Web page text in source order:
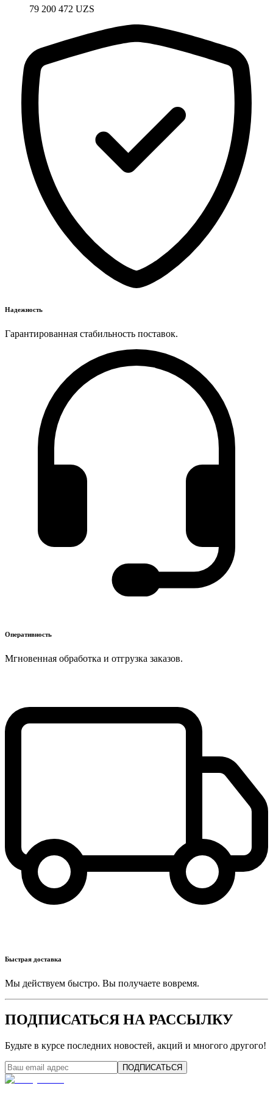
79 200 472 UZS
Надежность
Гарантированная стабильность поставок.
Оперативность
Мгновенная обработка и отгрузка заказов.
Быстрая доставка
Мы действуем быстро. Вы получаете вовремя.
ПОДПИСАТЬСЯ НА РАССЫЛКУ
Будьте в курсе последних новостей, акций и многого другого!
ПОДПИСАТЬСЯ